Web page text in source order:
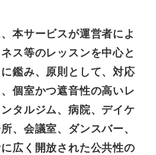
本サービスが運営者によ
ス等のレッスンを中心と
鑑み、原則として、対応
個室かつ遮音性の高いレ
タルジム、病院、デイケ
、会議室、ダンスバー、
広く開放された公共性の